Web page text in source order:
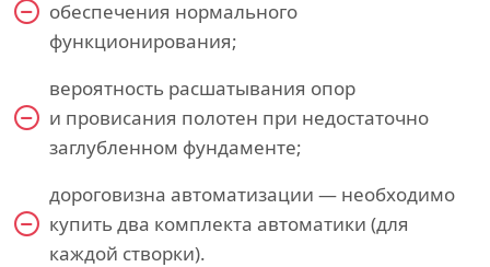
обеспечения нормального
функционирования;
вероятность расшатывания опор
и провисания полотен при недостаточно
заглубленном фундаменте;
дороговизна автоматизации — необходимо
купить два комплекта автоматики (для
каждой створки).